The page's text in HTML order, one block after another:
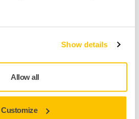
Show details
Allow all
Customize
på www.mirka.com/sv-
specifikation
Nedladdningar